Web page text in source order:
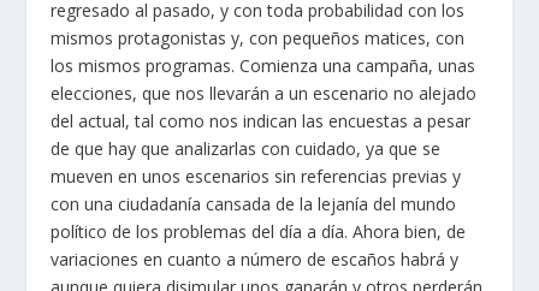
regresado al pasado, y con toda probabilidad con los
mismos protagonistas y, con pequeños matices, con
los mismos programas. Comienza una campaña, unas
elecciones, que nos llevarán a un escenario no alejado
del actual, tal como nos indican las encuestas a pesar
de que hay que analizarlas con cuidado, ya que se
mueven en unos escenarios sin referencias previas y
con una ciudadanía cansada de la lejanía del mundo
político de los problemas del día a día. Ahora bien, de
variaciones en cuanto a número de escaños habrá y
aunque quiera disimular unos ganarán y otros perderán.